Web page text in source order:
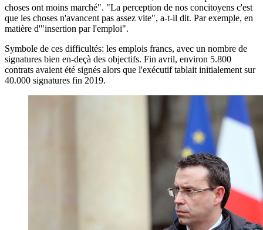
choses ont moins marché". "La perception de nos concitoyens c'est
que les choses n'avancent pas assez vite", a-t-il dit. Par exemple, en
matière d'"insertion par l'emploi".
Symbole de ces difficultés: les emplois francs, avec un nombre de
signatures bien en-deçà des objectifs. Fin avril, environ 5.800
contrats avaient été signés alors que l'exécutif tablait initialement sur
40.000 signatures fin 2019.